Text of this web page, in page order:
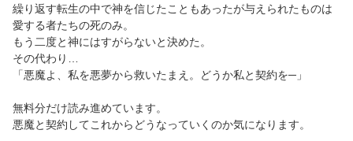
繰り返す転生の中で神を信じたこともあったが与えられたものは
愛する者たちの死のみ。
もう二度と神にはすがらないと決めた。
その代わり…
「悪魔よ、私を悪夢から救いたまえ。どうか私と契約を─」
無料分だけ読み進めています。
悪魔と契約してこれからどうなっていくのか気になります。